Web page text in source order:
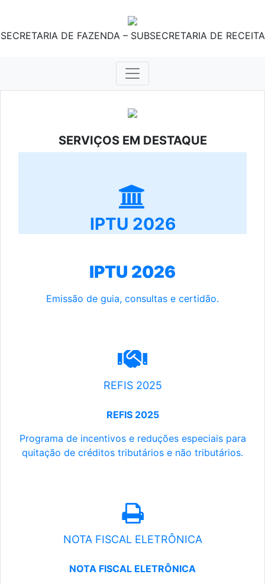
SECRETARIA DE FAZENDA – SUBSECRETARIA DE RECEITA
SERVIÇOS EM DESTAQUE
IPTU 2026
IPTU 2026
Emissão de guia, consultas e certidão.
REFIS 2025
REFIS 2025
Programa de incentivos e reduções especiais para
quitação de créditos tributários e não tributários.
NOTA FISCAL ELETRÔNICA
NOTA FISCAL ELETRÔNICA